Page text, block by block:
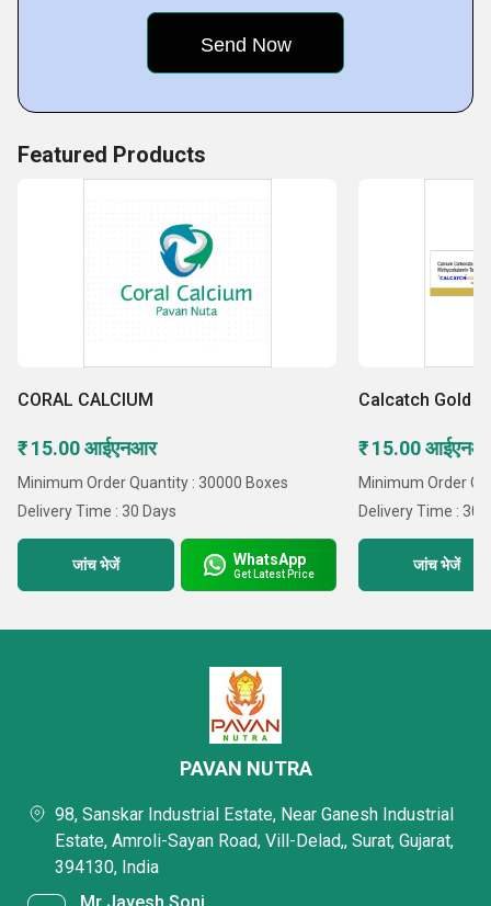
Featured Products
CORAL CALCIUM
₹ 15.00 आईएनआर
Minimum Order Quantity : 30000 Boxes
Delivery Time : 30 Days
जांच भेजें WhatsApp
Get Latest Price
Calcatch Gold
₹ 15.00
Minimum Order
Delivery Time : 30
जांच भेजें
PAVAN NUTRA
98, Sanskar Industrial Estate, Near Ganesh Industrial
Estate, Amroli-Sayan Road, Vill-Delad,, Surat, Gujarat,
394130, India